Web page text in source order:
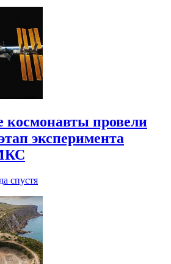
космонавты провели
эксперимента
спустя